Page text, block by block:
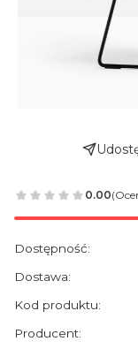
0.00
Dostępność:
Dostawa:
Kod produktu:
Producent: